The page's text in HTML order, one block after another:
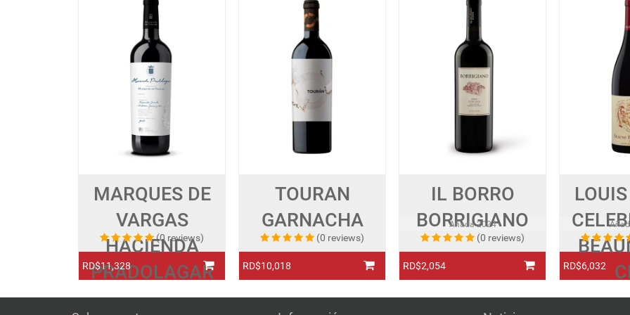
MARQUES DE
VARGAS
HACIENDA
PRADOLAGAR
(0 reviews)
RD$11,328
TOURAN
GARNACHA
(0 reviews)
RD$10,018
IL BORRO
BORRIGIANO
Añada2024
(0 reviews)
RD$2,054 RD$6,032